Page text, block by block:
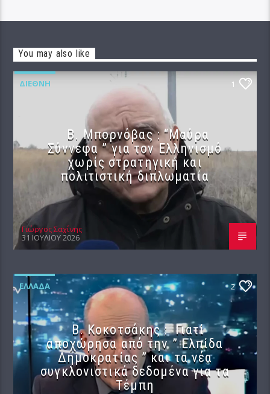
You may also like
ΔΙΕΘΝΉ 1
B. Μπορνόβας : “Μαύρα
Σύννεφα ” για τον Ελληνισμό
χωρίς στρατηγική και
πολιτιστική διπλωματία
Γιώργος Σαχίνης
31 ΙΟΥΛΊΟΥ 2026
ΕΛΛΆΔΑ 2
Β. Κοκοτσάκης : Γιατί
αποχώρησα από την ” Ελπίδα
Δημοκρατίας ” και τα νέα
συγκλονιστικά δεδομένα για τα
Τέμπη